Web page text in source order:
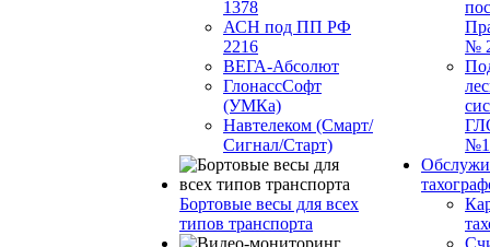
1378
АСН под ПП РФ
2216
ВЕГА-Абсолют
ГлонассСофт
(УМКа)
Навтелеком (Смарт/
Сигнал/Старт)
Бортовые весы для всех
типов транспорта
№